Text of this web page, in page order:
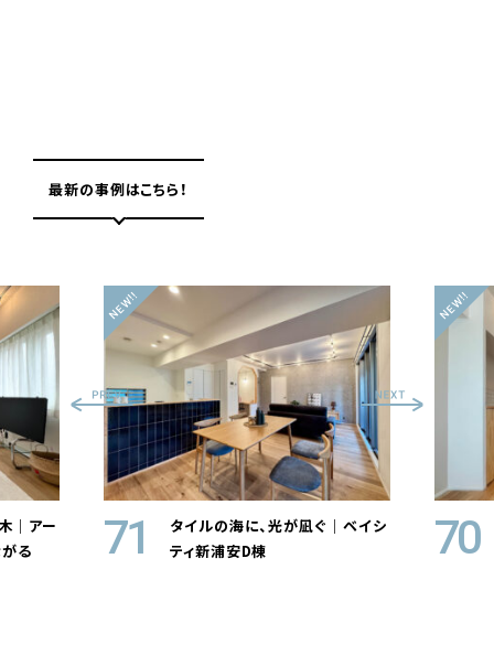
最新の事例はこちら！
｜アー
る
71
タイルの海に、光が凪ぐ｜ベイシ
ティ新浦安D棟
70